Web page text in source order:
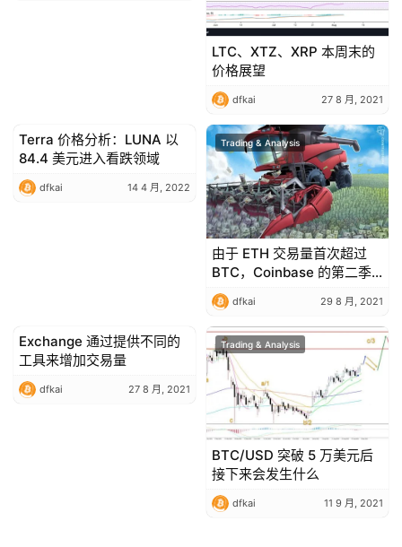
LTC、XTZ、XRP 本周末的
价格展望
dfkai 27 8 月, 2021
Trading & Analysis
Terra 价格分析：LUNA 以
84.4 美元进入看跌领域
dfkai 14 4 月, 2022
Trading & Analysis
由于 ETH 交易量首次超过
BTC，Coinbase 的第二季
度利润超过 $1.6B
dfkai 29 8 月, 2021
Trading & Analysis
Exchange 通过提供不同的
工具来增加交易量
dfkai 27 8 月, 2021
Trading & Analysis
BTC/USD 突破 5 万美元后
接下来会发生什么
dfkai 11 9 月, 2021